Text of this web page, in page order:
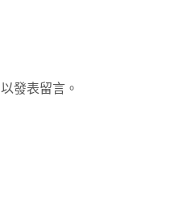
以發表留言。